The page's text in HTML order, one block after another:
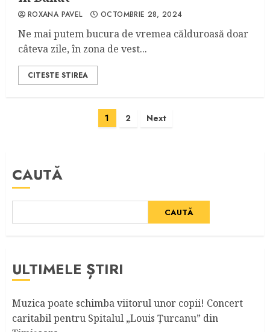
ROXANA PAVEL OCTOMBRIE 28, 2024
Ne mai putem bucura de vremea călduroasă doar
câteva zile, în zona de vest...
CITESTE STIREA
Paginație
1 2 Next
CAUTĂ
CAUTĂ
ULTIMELE ȘTIRI
Muzica poate schimba viitorul unor copii! Concert
caritabil pentru Spitalul „Louis Ţurcanu” din